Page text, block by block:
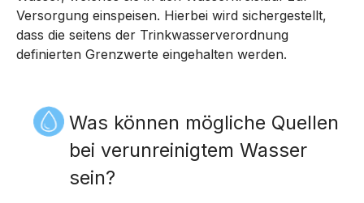
Versorgung einspeisen. Hierbei wird sichergestellt,
dass die seitens der Trinkwasserverordnung
definierten Grenzwerte eingehalten werden.
Was können mögliche Quellen
bei verunreinigtem Wasser
sein?